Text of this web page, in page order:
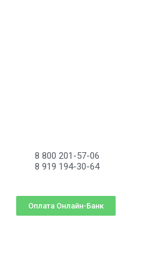
8 800 201-57-06
8 919 194-30-64
Оплата Онлайн-Банк